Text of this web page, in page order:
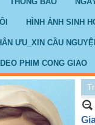
HÌNH ẢNH SINH
ƯU_XIN CẦU
PHIM CONG GIAO